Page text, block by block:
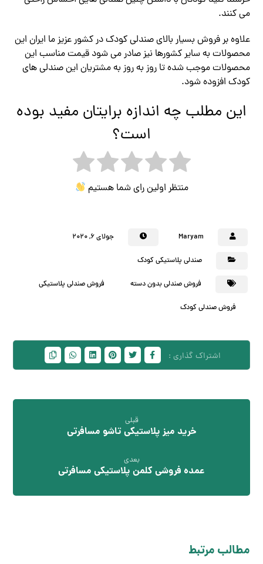
می کنند.
علاوه بر فروش بسیار بالای صندلی کودک در کشور عزیز ما ایران این
محصولات به سایر کشورها نیز صادر می شود قیمت مناسب این
محصولات موجب شده تا روز به روز به مشتریان این صندلی های
کودک افزوده شود.
این مطلب چه اندازه برایتان مفید بوده
است؟
منتظر اولین رای شما هستیم
Maryam جولای ۶, ۲۰۲۰
صندلی پلاستیکی کودک
فروش صندلی بدون دسته فروش صندلی پلاستیکی
فروش صندلی کودک
قبلی
خرید میز پلاستیکی تاشو مسافرتی
بعدی
عمده فروشی کلمن پلاستیکی مسافرتی
مطالب مرتبط